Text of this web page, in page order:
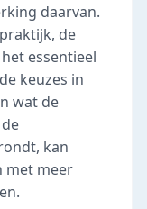
daarvan.
de
essentieel
keuzes in
wat de
kan
met meer